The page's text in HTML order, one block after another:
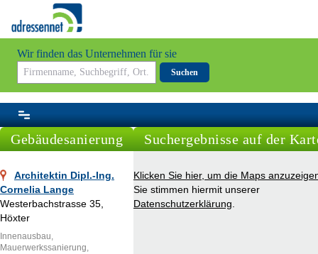
Wir finden das Unternehmen für sie
Suchen
Gebäudesanierung
Architektin Dipl.-Ing.
Cornelia Lange
Westerbachstrasse 35,
Höxter
Innenausbau,
Mauerwerkssanierung,
Suchergebnisse auf der
Klicken Sie hier, um die Maps
Sie stimmen hiermit unserer
Datenschutzerklärung